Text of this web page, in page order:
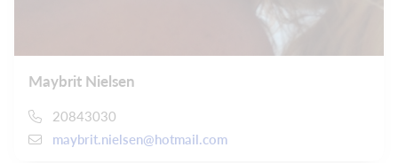
Maybrit Nielsen
20843030
maybrit.nielsen@hotmail.com